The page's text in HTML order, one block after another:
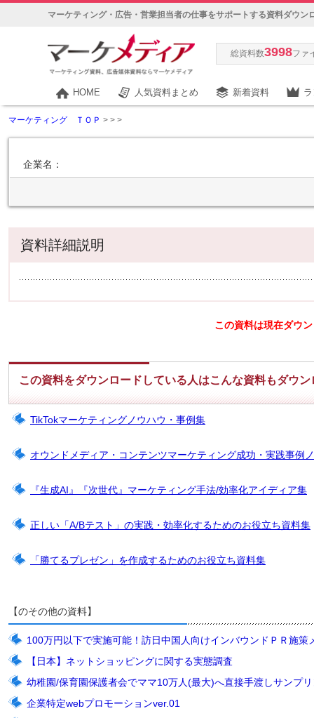
マーケティング・広告・営業担当者の仕事をサポートする資料ダウン
総資料数3998ファ
HOME 人気資料まとめ 新着資料
マーケティング ＴＯＰ > > >
企業名：
資料詳細説明
この資料は現在ダウ
この資料をダウンロードしている人はこんな資料もダウ
TikTokマーケティングノウハウ・事例集
オウンドメディア・コンテンツマーケティング成功・実践事例
『生成AI』『次世代』マーケティング手法/効率化アイディア集
正しい「A/Bテスト」の実践・効率化するためのお役立ち資料集
「勝てるプレゼン」を作成するためのお役立ち資料集
【のその他の資料】
100万円以下で実施可能！訪日中国人向けインバウンドＰＲ施策
【日本】ネットショッピングに関する実態調査
幼稚園/保育園保護者会でママ10万人(最大)へ直接手渡しサンプ
企業特定webプロモーションver.01